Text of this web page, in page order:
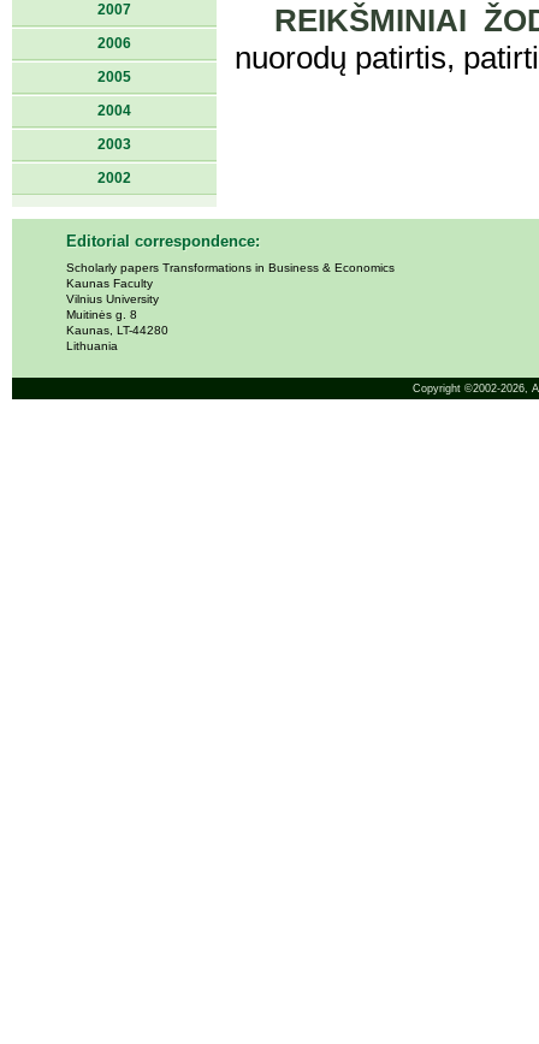
2007
2006
2005
2004
2003
2002
REIKŠMINIAI
nuorodų patirtis,
Editorial correspondence:
Scholarly papers Transformations in Business & Economics
Kaunas Faculty
Vilnius University
Muitinės g. 8
Kaunas, LT-44280
Lithuania
Copyright ©2002-2026,